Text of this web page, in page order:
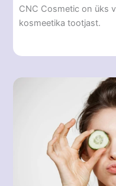
CNC Cosmetic on üks
kosmeetika tootjast.